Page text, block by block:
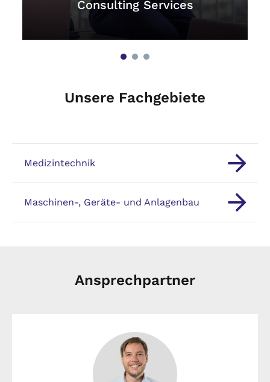
Consulting Services
Unsere Fachgebiete
Medizintechnik
Maschinen-, Geräte- und Anlagenbau
Ansprechpartner